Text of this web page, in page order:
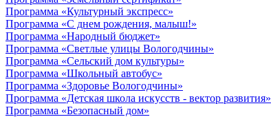
Программа «Культурный экспресс»
Программа «С днем рождения, малыш!»
Программа «Народный бюджет»
Программа «Светлые улицы Вологодчины»
Программа «Сельский дом культуры»
Программа «Школьный автобус»
Программа «Здоровье Вологодчины»
Программа «Детская школа искусств - вектор развития»
Программа «Безопасный дом»